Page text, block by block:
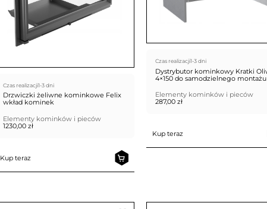
Czas realizacji1-3 dni
Drzwiczki żeliwne kominkowe Felix
wkład kominek
Elementy kominków i pieców
1230,00 zł
Kup teraz
Czas realizacji1-3 dni
Dystrybutor kominkowy Kratki
4×150 do samodzielnego montażu
Elementy kominków i pieców
287,00 zł
Kup teraz